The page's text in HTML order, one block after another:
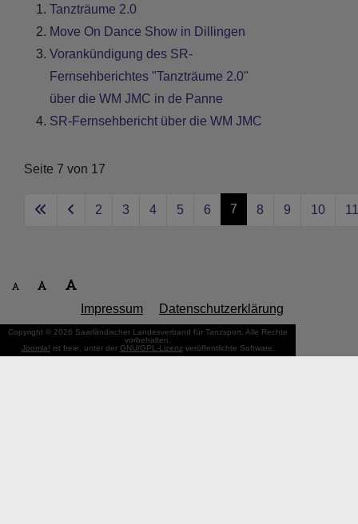
Tanzträume 2.0
Move On Dance Show in Dillingen
Vorankündigung des SR-
Fernsehberichtes "Tanzträume 2.0"
über die WM JMC in de Panne
SR-Fernsehbericht über die WM JMC
Seite 7 von 17
2 3 4 5 6 7 8 9 10 11
Impressum Datenschutzerklärung
Copyright © 2026 Saarländischer Landesverband für Tanzsport. Alle Rechte
vorbehalten.
Joomla! ist freie, unter der GNU/GPL-Lizenz veröffentlichte Software.